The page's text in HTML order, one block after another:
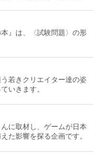
』は、〈試験問題〉の形
若きクリエイター達の姿
いきます。
に取材し、ゲームが日本
た影響を探る企画です。